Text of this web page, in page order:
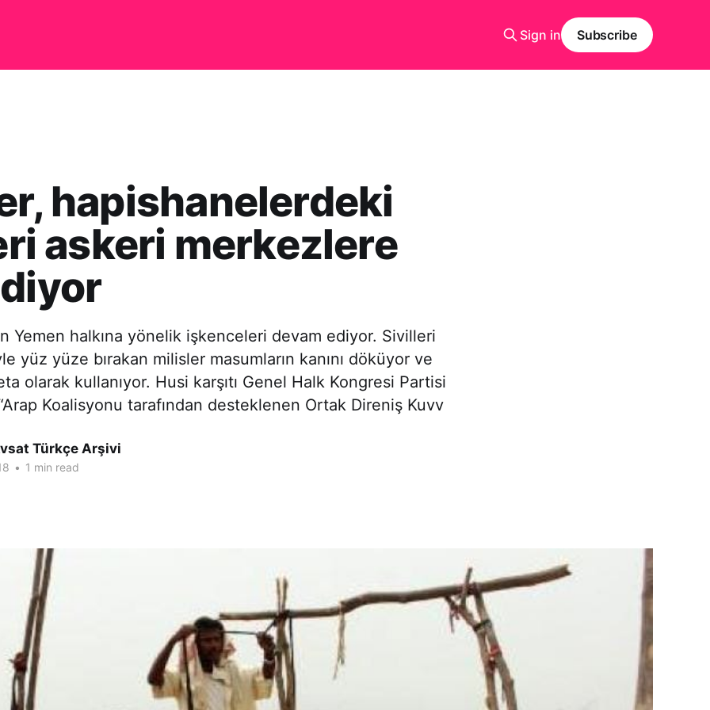
Sign in Subscribe
hapishanelerdeki
askeri merkezlere
Yemen halkına yönelik işkenceleri devam ediyor. Sivilleri
yüz yüze bırakan milisler masumların kanını döküyor ve
olarak kullanıyor. Husi karşıtı Genel Halk Kongresi Partisi
Koalisyonu tarafından desteklenen Ortak Direniş Kuvv
Türkçe Arşivi
• 1 min read